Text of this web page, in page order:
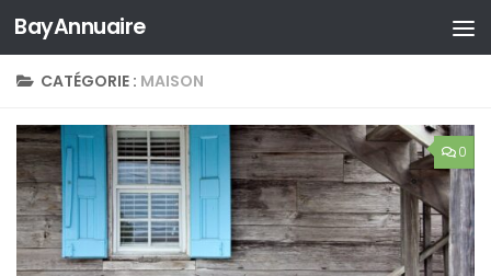
Skip to content
BayAnnuaire
CATÉGORIE : MAISON
0